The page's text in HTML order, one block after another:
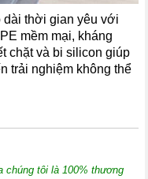
dài thời gian yêu với
mềm mại, kháng
chặt và bi silicon giúp
trải nghiệm không thể
chúng tôi là 100% thương